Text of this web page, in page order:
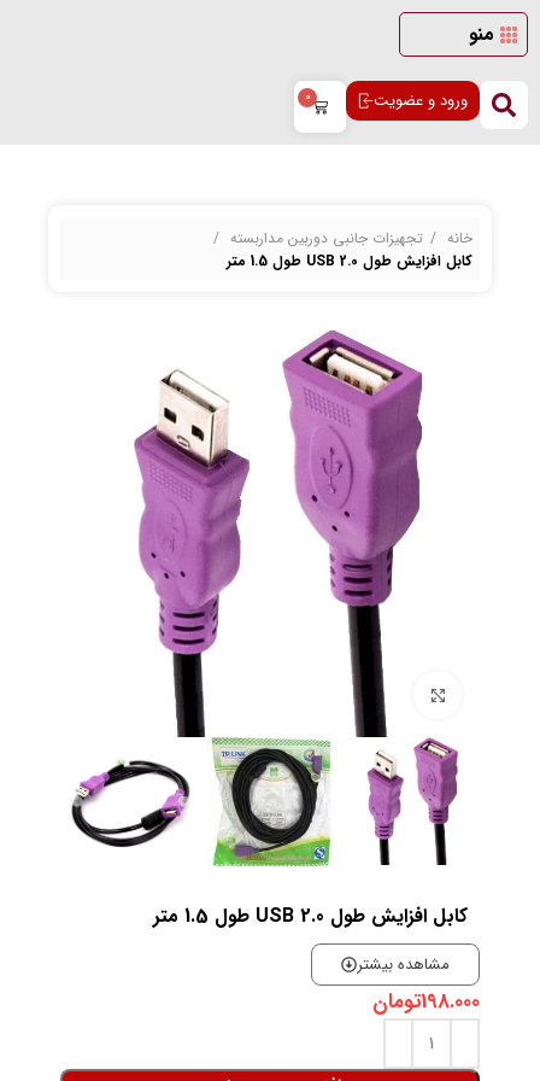
منو
0 ورود و عضویت
خانه
تجهیزات جانبی دوربین مداربسته
کابل افزایش طول 2.0 USB طول 1.5 متر
بزرگنمایی تصویر
کابل افزایش طول 2.0 USB طول 1.5 متر
مشاهده بیشتر
198.000تومان